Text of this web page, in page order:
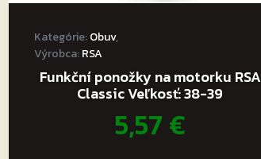
Kategórie:Obuv,
Výrobca:RSA
Funkční ponožky na motorku RSA
Classic Veľkosť: 38-39
5,57€